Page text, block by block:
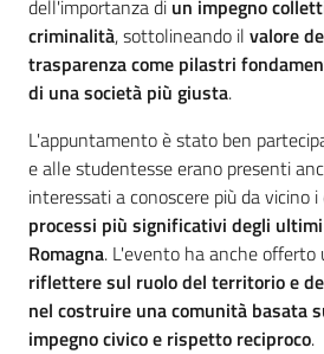
dell'importanza di un impegno
criminalità, sottolineando il valore
trasparenza come pilastri
di una società più giusta.
L'appuntamento è stato ben
e alle studentesse erano presenti
interessati a conoscere più da vicino
processi più significativi degli
Romagna. L'evento ha anche offerto
riflettere sul ruolo del territorio e
nel costruire una comunità basata
impegno civico e rispetto reciproco.